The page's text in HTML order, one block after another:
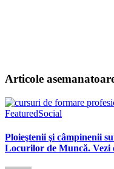
Articole
FeaturedSocial
Ploieştenii şi câmpinenii
Locurilor de Muncă. Vezi